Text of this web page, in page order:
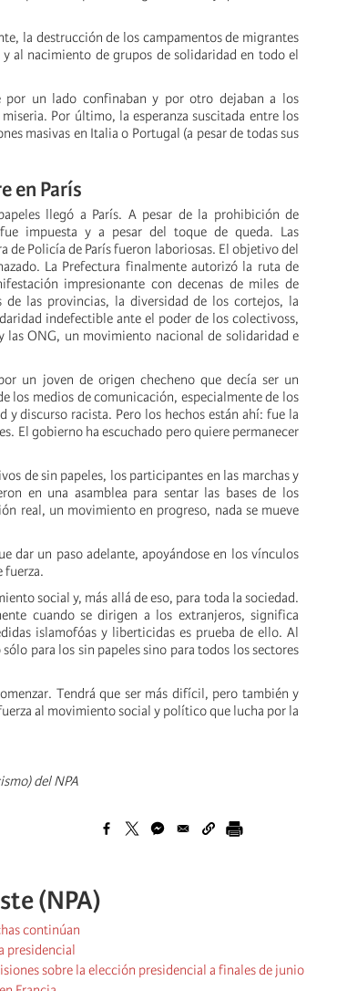
la destrucción de los campamentos de migrantes
al nacimiento de grupos de solidaridad en todo el
por un lado confinaban y por otro dejaban a los
Por último, la esperanza suscitada entre los
masivas en Italia o Portugal (a pesar de todas sus
en París
llegó a París. A pesar de la prohibición de
impuesta y a pesar del toque de queda. Las
de Policía de París fueron laboriosas. El objetivo del
La Prefectura finalmente autorizó la ruta de
impresionante con decenas de miles de
de las provincias, la diversidad de los cortejos, la
indefectible ante el poder de los colectivoss,
las ONG, un movimiento nacional de solidaridad e
un joven de origen checheno que decía ser un
los medios de comunicación, especialmente de los
discurso racista. Pero los hechos están ahí: fue la
El gobierno ha escuchado pero quiere permanecer
de sin papeles, los participantes en las marchas y
en una asamblea para sentar las bases de los
real, un movimiento en progreso, nada se mueve
dar un paso adelante, apoyándose en los vínculos
fuerza.
social y, más allá de eso, para toda la sociedad.
cuando se dirigen a los extranjeros, significa
islamofóas y liberticidas es prueba de ello. Al
para los sin papeles sino para todos los sectores
Tendrá que ser más difícil, pero también y
al movimiento social y político que lucha por la
del NPA
(NPA)
continúan
presidencial
sobre la elección presidencial a finales de junio